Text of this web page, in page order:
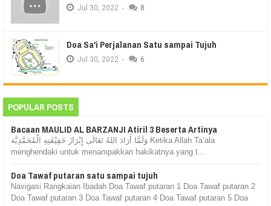
Jul 30, 2022 - 8
Doa Sa'i Perjalanan Satu sampai Tujuh
Jul 30, 2022 - 6
POPULAR POSTS
Bacaan MAULID AL BARZANJI Atiril 3 Beserta Artinya
وَلَمَّا أَرَادَ اللهُ تَعَالَى إِبْرَازَ حَقِيْقَتِهِ الْمُحَمَّدِيَّة Ketika Allah Ta‘ala
menghendaki untuk menampakkan hakikatnya yang t...
Doa Tawaf putaran satu sampai tujuh
Navigasi Rangkaian Ibadah Doa Tawaf putaran 1 Doa Tawaf putaran 2
Doa Tawaf putaran 3 Doa Tawaf putaran 4 Doa Tawaf putaran 5 Doa